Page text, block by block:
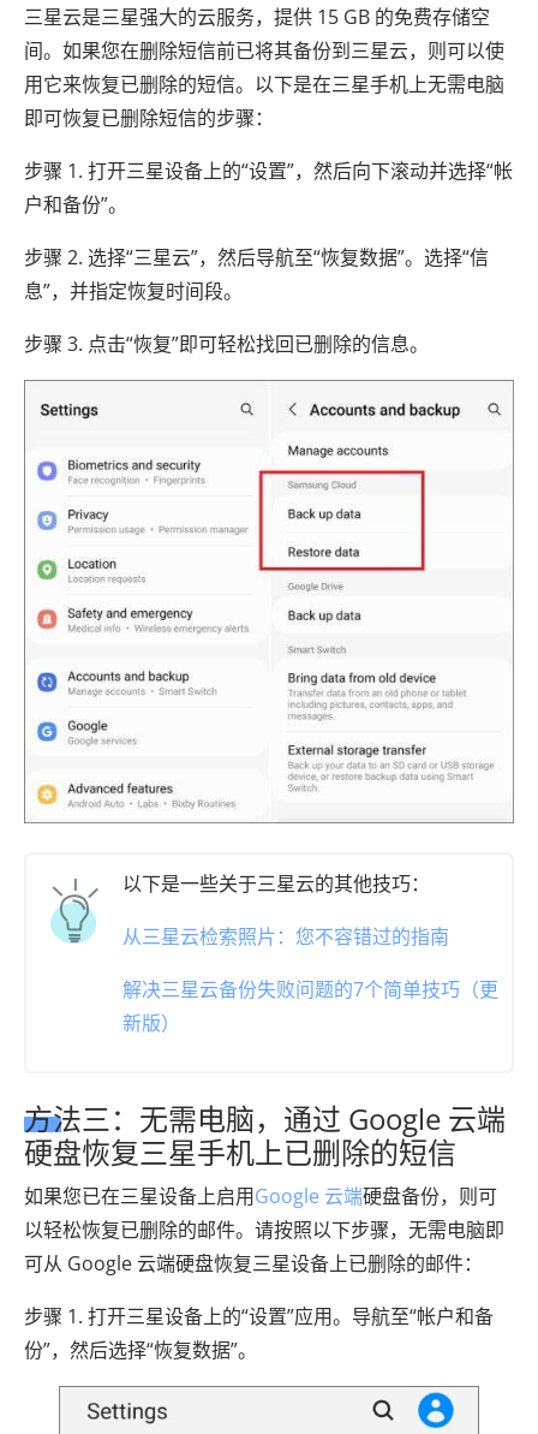
三星云是三星强大的云服务，提供 15 GB 的免费存储空
间。如果您在删除短信前已将其备份到三星云，则可以使
用它来恢复已删除的短信。以下是在三星手机上无需电脑
即可恢复已删除短信的步骤：
步骤 1. 打开三星设备上的“设置”，然后向下滚动并选择“帐
户和备份”。
步骤 2. 选择“三星云”，然后导航至“恢复数据”。选择“信
息”，并指定恢复时间段。
步骤 3. 点击“恢复”即可轻松找回已删除的信息。
以下是一些关于三星云的其他技巧：
从三星云检索照片：您不容错过的指南
解决三星云备份失败问题的7个简单技巧（更
新版）
方法三：无需电脑，通过 Google 云端
硬盘恢复三星手机上已删除的短信
如果您已在三星设备上启用Google 云端硬盘备份，则可
以轻松恢复已删除的邮件。请按照以下步骤，无需电脑即
可从 Google 云端硬盘恢复三星设备上已删除的邮件：
步骤 1. 打开三星设备上的“设置”应用。导航至“帐户和备
份”，然后选择“恢复数据”。